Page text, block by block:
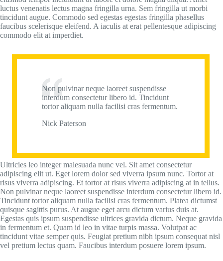
luctus venenatis lectus magna fringilla urna. Sem fringilla ut morbi
tincidunt augue. Commodo sed egestas egestas fringilla phasellus
faucibus scelerisque eleifend. A iaculis at erat pellentesque adipiscing
commodo elit at imperdiet.
Non pulvinar neque laoreet suspendisse
interdum consectetur libero id. Tincidunt
tortor aliquam nulla facilisi cras fermentum.
Nick Paterson
Ultricies leo integer malesuada nunc vel. Sit amet consectetur
adipiscing elit ut. Eget lorem dolor sed viverra ipsum nunc. Tortor at
risus viverra adipiscing. Et tortor at risus viverra adipiscing at in tellus.
Non pulvinar neque laoreet suspendisse interdum consectetur libero id.
Tincidunt tortor aliquam nulla facilisi cras fermentum. Platea dictumst
quisque sagittis purus. At augue eget arcu dictum varius duis at.
Egestas quis ipsum suspendisse ultrices gravida dictum. Neque gravida
in fermentum et. Quam id leo in vitae turpis massa. Volutpat ac
tincidunt vitae semper quis. Feugiat pretium nibh ipsum consequat nisl
vel pretium lectus quam. Faucibus interdum posuere lorem ipsum.